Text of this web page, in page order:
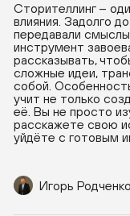
Сторителлинг –
влияния. Задолго
передавали
инструмент
рассказывать,
сложные идеи,
собой.
учит не только
её. Вы не просто
расскажете свою
уйдёте с готовым
Игорь Родченко